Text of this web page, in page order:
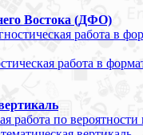
Востока (ДФО)
работа в
работа в
работа по вероятности